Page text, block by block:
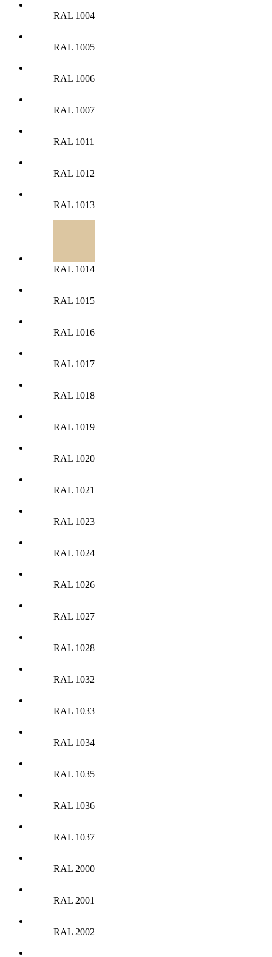
RAL 1004
RAL 1005
RAL 1006
RAL 1007
RAL 1011
RAL 1012
RAL 1013
RAL 1014
RAL 1015
RAL 1016
RAL 1017
RAL 1018
RAL 1019
RAL 1020
RAL 1021
RAL 1023
RAL 1024
RAL 1026
RAL 1027
RAL 1028
RAL 1032
RAL 1033
RAL 1034
RAL 1035
RAL 1036
RAL 1037
RAL 2000
RAL 2001
RAL 2002